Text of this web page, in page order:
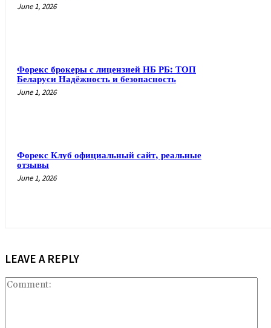
June 1, 2026
Форекс брокеры с лицензией НБ РБ: ТОП
Беларуси Надёжность и безопасность
June 1, 2026
Форекс Клуб официальный сайт, реальные
отзывы
June 1, 2026
LEAVE A REPLY